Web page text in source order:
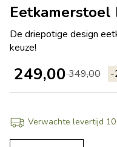
Eetkamerstoel
De driepotige design
keuze!
-
349,00
249,00
Verwachte levertijd